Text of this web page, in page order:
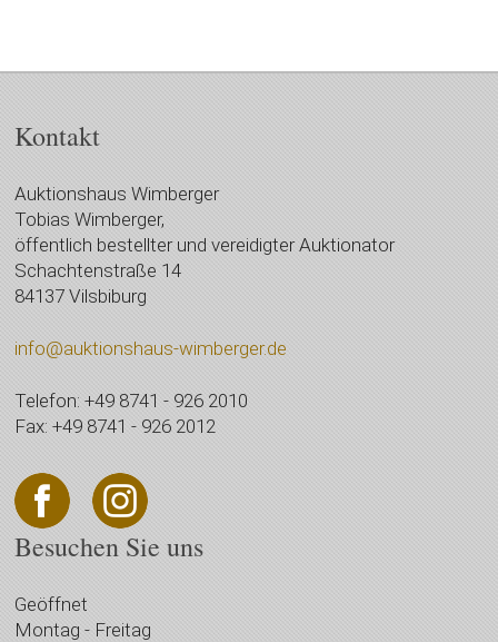
Kontakt
Auktionshaus Wimberger
Tobias Wimberger,
öffentlich bestellter und vereidigter Auktionator
Schachtenstraße 14
84137 Vilsbiburg
info@auktionshaus-wimberger.de
Telefon: +49 8741 - 926 2010
Fax: +49 8741 - 926 2012
Besuchen Sie uns
Geöffnet
Montag - Freitag